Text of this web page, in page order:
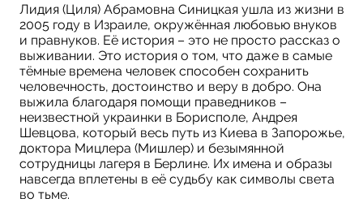
Лидия (Циля) Абрамовна Синицкая ушла из жизни в
2005 году в Израиле, окружённая любовью внуков
и правнуков. Её история – это не просто рассказ о
выживании. Это история о том, что даже в самые
тёмные времена человек способен сохранить
человечность, достоинство и веру в добро. Она
выжила благодаря помощи праведников –
неизвестной украинки в Борисполе, Андрея
Шевцова, который весь путь из Киева в Запорожье,
доктора Мицлера (Мишлер) и безымянной
сотрудницы лагеря в Берлине. Их имена и образы
навсегда вплетены в её судьбу как символы света
во тьме.